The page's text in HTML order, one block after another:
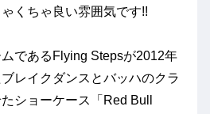
くちゃ良い雰囲気です!!
であるFlying Stepsが2012年
レイクダンスとバッハのクラ
ショーケース「Red Bull